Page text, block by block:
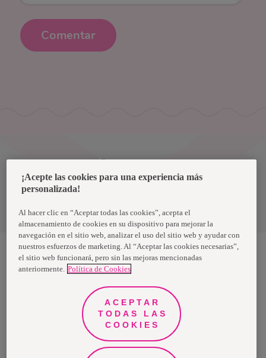
Comentar
Términos y condiciones
Nosotras, una marca de Essity - una compañía global líder en
mundo, utilizan nuestros productos, servicios y soluciones. Nuestro
propósito es romper barreras por el bienestar en beneficio de
consumidores, pacientes, cuidadores, clientes y la sociedad en
general. Vendemos en aproximadamente 150 países bajo las
principales marcas globales TENA y Tork, así como otras marcas
como Actimove, Cutimed, JOBST, Knix, Leukoplast, Libero, Libresse,
Lotus, Modibodi, Nosotras, Saba, Tempo, TOM Organic y Zewa. En
2024, Essity tuvo ventas de aproximadamente 13 mil millones de
euros y empleó a 36,000 personas. La sede de la compañía está
¡Acepte las cookies para una experiencia más
personalizada!
Al hacer clic en “Aceptar todas las cookies”, acepta el
almacenamiento de cookies en su dispositivo para mejorar la
navegación en el sitio web, analizar el uso del sitio web y ayudar con
nuestros esfuerzos de marketing. Al “Aceptar las cookies necesarias”,
el sitio web funcionará, pero sin las mejoras mencionadas
anteriormente. Política de Cookies
ACEPTAR
TODAS LAS
COOKIES